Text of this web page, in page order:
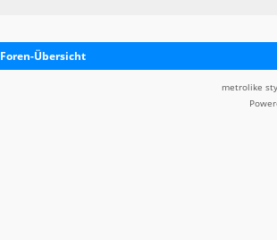
Foren-Übersicht
metrolike